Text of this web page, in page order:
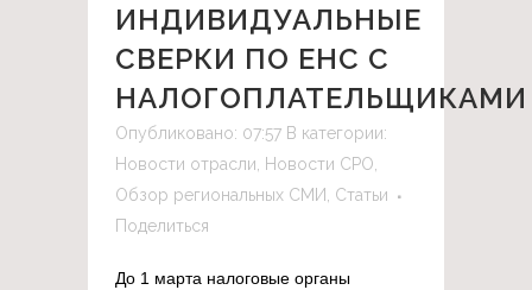
ИНДИВИДУАЛЬНЫЕ
СВЕРКИ ПО ЕНС С
НАЛОГОПЛАТЕЛЬЩИКАМИ
Опубликовано: 07:57 В категории:
Новости отрасли, Новости СРО,
Обзор региональных СМИ, Статьи
Поделиться
До 1 марта налоговые органы